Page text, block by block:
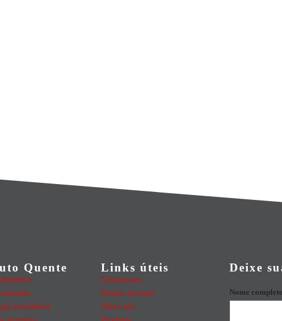
Quente
alumínio
inoxidável
Links úteis
Contate-nos
Nossos serviços
Sobre nós
Deixe
Nome completo